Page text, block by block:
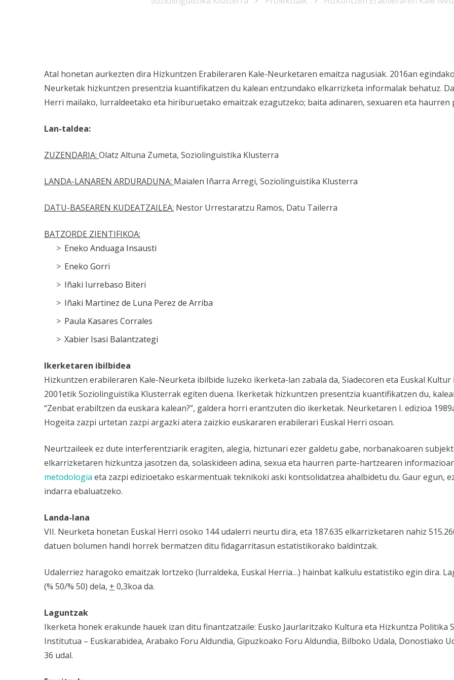
Atal honetan aurkezten dira Hizkuntzen Erabileraren Kale-Neurketaren emaitza nagusiak. 2016an
Neurketak hizkuntzen presentzia kuantifikatzen du kalean entzundako elkarrizketa informalak behatuz.
Herri mailako, lurraldeetako eta hiriburuetako emaitzak ezagutzeko; baita adinaren, sexuaren eta
Lan-taldea:
ZUZENDARIA: Olatz Altuna Zumeta, Soziolinguistika Klusterra
LANDA-LANAREN ARDURADUNA: Maialen Iñarra Arregi, Soziolinguistika Klusterra
DATU-BASEAREN KUDEATZAILEA: Nestor Urrestaratzu Ramos, Datu Tailerra
BATZORDE ZIENTIFIKOA:
Eneko Anduaga Insausti
Eneko Gorri
Iñaki Iurrebaso Biteri
Iñaki Martinez de Luna Perez de Arriba
Paula Kasares Corrales
Xabier Isasi Balantzategi
Ikerketaren ibilbidea
Hizkuntzen erabileraren Kale-Neurketa ibilbide luzeko ikerketa-lan zabala da, Siadecoren eta Euskal
2001etik Soziolinguistika Klusterrak egiten duena. Ikerketak hizkuntzen presentzia kuantifikatzen du,
“Zenbat erabiltzen da euskara kalean?”, galdera horri erantzuten dio ikerketak. Neurketaren I. edizioa
Hogeita zazpi urtetan zazpi argazki atera zaizkio euskararen erabilerari Euskal Herri osoan.
Neurtzaileek ez dute interferentziarik eragiten, alegia, hiztunari ezer galdetu gabe, norbanakoaren
elkarrizketaren hizkuntza jasotzen da, solaskideen adina, sexua eta haurren parte-hartzearen
metodologia eta zazpi edizioetako eskarmentuak teknikoki aski kontsolidatzea ahalbidetu du. Gaur egun,
indarra ebaluatzeko.
Landa-lana
VII. Neurketa honetan Euskal Herri osoko 144 udalerri neurtu dira, eta 187.635 elkarrizketaren nahiz
datuen bolumen handi horrek bermatzen ditu fidagarritasun estatistikorako baldintzak.
Udalerriez haragoko emaitzak lortzeko (lurraldeka, Euskal Herria…) hainbat kalkulu estatistiko egin dira.
(% 50/% 50) dela, + 0,3koa da.
Laguntzak
Ikerketa honek erakunde hauek izan ditu finantzatzaile: Eusko Jaurlaritzako Kultura eta Hizkuntza
Institutua – Euskarabidea, Arabako Foru Aldundia, Gipuzkoako Foru Aldundia, Bilboko Udala, Donostiako
36 udal.